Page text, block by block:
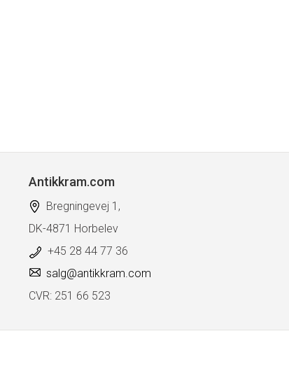
Antikkram.com
Bregningevej 1,
DK-4871 Horbelev
+45 28 44 77 36
salg@antikkram.com
CVR: 251 66 523